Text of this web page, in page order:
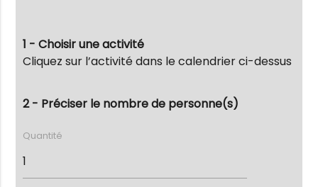
1 - Choisir une activité
Cliquez sur l’activité dans le calendrier ci-dessus
2 - Préciser le nombre de personne(s)
Quantité